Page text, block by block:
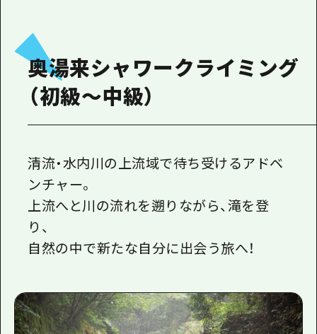
奥湯来シャワークライミング
（初級～中級）
清流・水内川の上流域で待ち受けるアドベ
ンチャー。
上流へと川の流れを遡りながら、滝を登
り、
自然の中で新たな自分に出会う旅へ！